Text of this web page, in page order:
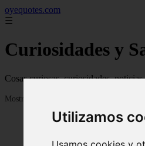
Utilizamos
oyequotes.com
☰
Curiosidades y
Cosas curiosas, curiosidades,
Mostrando 1 - 24 de 2834 artículos